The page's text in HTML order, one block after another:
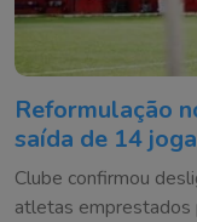
Reformulação
saída de 14
Clube confirmou
atletas emprestados